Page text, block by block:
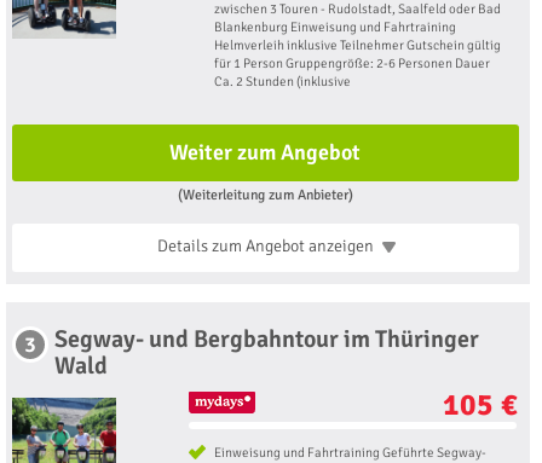
zwischen 3 Touren - Rudolstadt, Saalfeld oder Bad
Blankenburg Einweisung und Fahrtraining
Helmverleih inklusive Teilnehmer Gutschein gültig
für 1 Person Gruppengröße: 2-6 Personen Dauer
Ca. 2 Stunden (inklusive
Weiter zum Angebot
(Weiterleitung zum Anbieter)
Details zum Angebotanzeigen
3
Segway- und Bergbahntour im Thüringer
Wald
105 €
Einweisung und Fahrtraining Geführte Segway-